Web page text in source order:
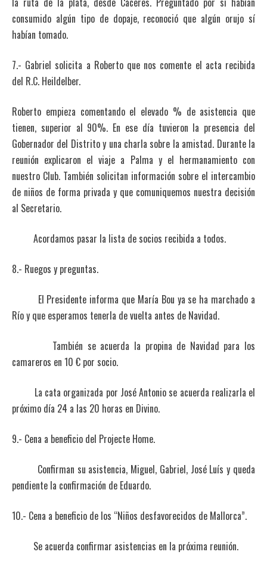
consumido algún tipo de dopaje, reconoció que algún orujo sí
habían tomado.
7.- Gabriel solicita a Roberto que nos comente el acta recibida
del R.C. Heildelber.
Roberto empieza comentando el elevado % de asistencia que
tienen, superior al 90%. En ese día tuvieron la presencia del
Gobernador del Distrito y una charla sobre la amistad. Durante la
reunión explicaron el viaje a Palma y el hermanamiento con
nuestro Club. También solicitan información sobre el intercambio
de niños de forma privada y que comuniquemos nuestra decisión
al Secretario.
Acordamos pasar la lista de socios recibida a todos.
8.- Ruegos y preguntas.
El Presidente informa que María Bou ya se ha marchado a
Río y que esperamos tenerla de vuelta antes de Navidad.
También se acuerda la propina de Navidad para los
camareros en 10 € por socio.
La cata organizada por José Antonio se acuerda realizarla el
próximo día 24 a las 20 horas en Divino.
9.- Cena a beneficio del Projecte Home.
Confirman su asistencia, Miguel, Gabriel, José Luís y queda
pendiente la confirmación de Eduardo.
10.- Cena a beneficio de los “Niños desfavorecidos de Mallorca”.
Se acuerda confirmar asistencias en la próxima reunión.